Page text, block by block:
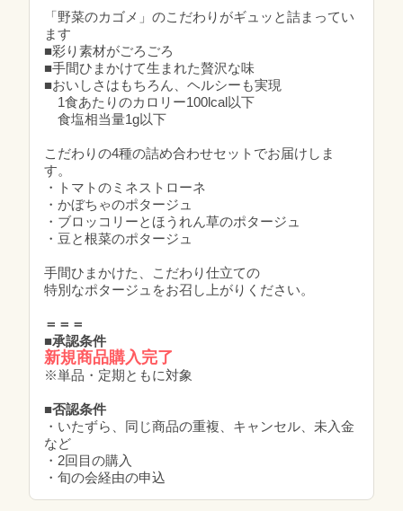
「野菜のカゴメ」のこだわりがギュッと詰まってい
ます
■彩り素材がごろごろ
■手間ひまかけて生まれた贅沢な味
■おいしさはもちろん、ヘルシーも実現
1食あたりのカロリー100lcal以下
食塩相当量1g以下
こだわりの4種の詰め合わせセットでお届けしま
す。
・トマトのミネストローネ
・かぼちゃのポタージュ
・ブロッコリーとほうれん草のポタージュ
・豆と根菜のポタージュ
手間ひまかけた、こだわり仕立ての
特別なポタージュをお召し上がりください。
＝＝＝
■承認条件
新規商品購入完了
※単品・定期ともに対象
■否認条件
・いたずら、同じ商品の重複、キャンセル、未入金
など
・2回目の購入
・旬の会経由の申込